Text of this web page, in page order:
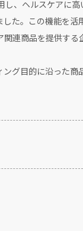
、ヘルスケアに
た。この機能を
連商品を提供す
グ目的に沿った